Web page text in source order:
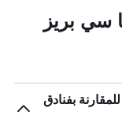
سي بريز
بفنادق